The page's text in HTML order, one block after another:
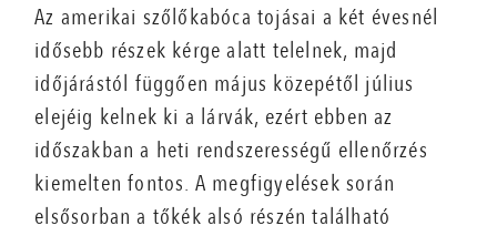
Az amerikai szőlőkabóca tojásai a két évesnél
idősebb részek kérge alatt telelnek, majd
időjárástól függően május közepétől július
elejéig kelnek ki a lárvák, ezért ebben az
időszakban a heti rendszerességű ellenőrzés
kiemelten fontos. A megfigyelések során
elsősorban a tőkék alsó részén található